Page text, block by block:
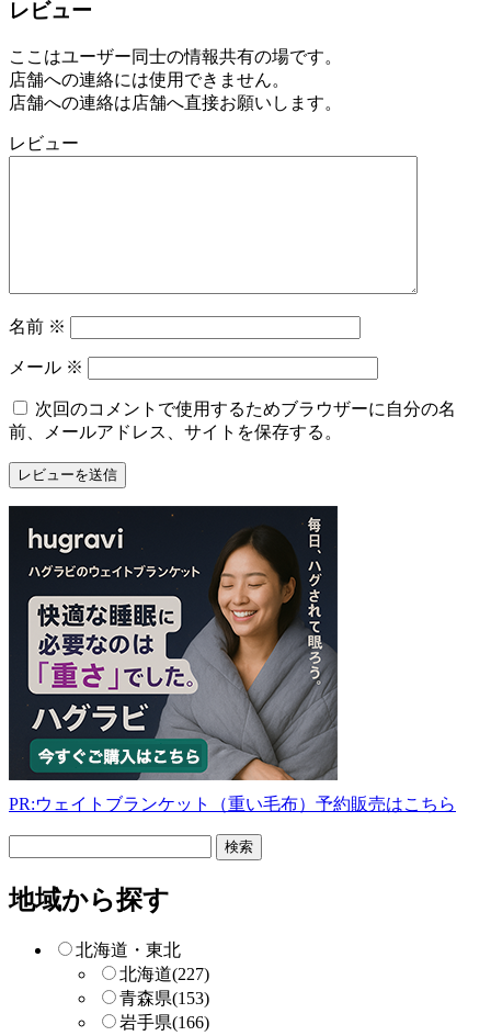
レビュー
ここはユーザー同士の情報共有の場です。
店舗への連絡には使用できません。
店舗への連絡は店舗へ直接お願いします。
レビュー
名前 ※
メール ※
次回のコメントで使用するためブラウザーに自分の名
前、メールアドレス、サイトを保存する。
PR:ウェイトブランケット（重い毛布）予約販売はこちら
ー
検
地域から探す
北海道・東北
北海道(227)
青森県(153)
岩手県(166)